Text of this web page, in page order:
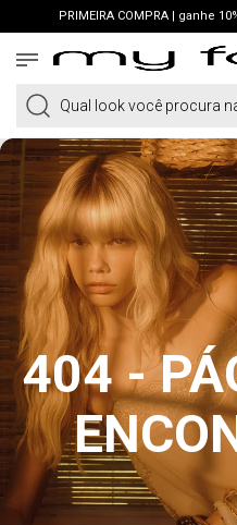
PRIMEIRA COMPRA | ganhe
FRETE GRÁTIS | em
Qual look você procura na My?
404 -